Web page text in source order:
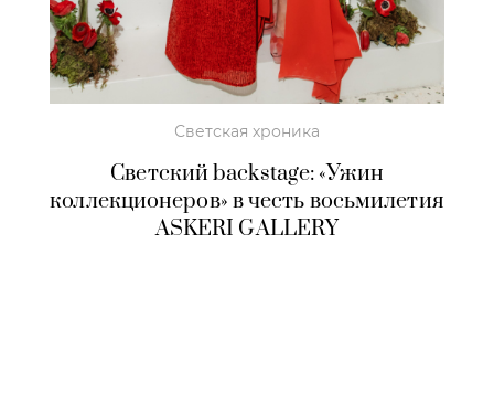
Светская хроника
Светский backstage: «Ужин
коллекционеров» в честь восьмилетия
ASKERI GALLERY